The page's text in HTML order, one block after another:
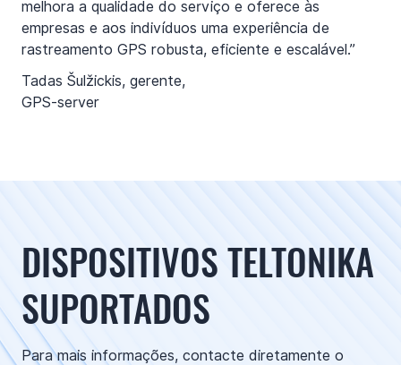
melhora a qualidade do serviço e oferece às
empresas e aos indivíduos uma experiência de
rastreamento GPS robusta, eficiente e escalável.”
Tadas Šulžickis, gerente,
GPS-server
DISPOSITIVOS TELTONIKA
SUPORTADOS
Para mais informações, contacte diretamente o